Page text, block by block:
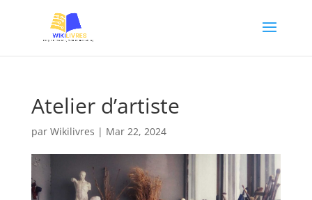
Atelier d’artiste
par Wikilivres | Mar 22, 2024